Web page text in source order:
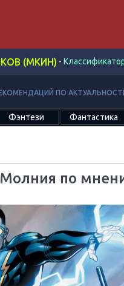
(МКИН) -
ПО
Фэнтези Фантастика
по